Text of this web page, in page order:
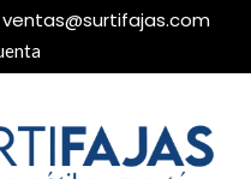
ventas@surtifajas.com